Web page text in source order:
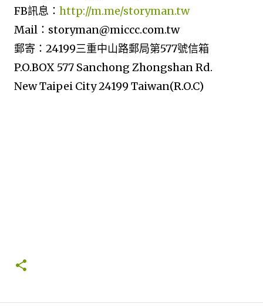
FB訊息： http://m.me/storyman.tw
Mail：storyman@miccc.com.tw
郵寄：24199三重中山路郵局第577號信箱
P.O.BOX 577 Sanchong Zhongshan Rd.
New Taipei City 24199 Taiwan(R.O.C)